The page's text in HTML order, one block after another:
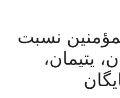
نسبت
یتیمان،